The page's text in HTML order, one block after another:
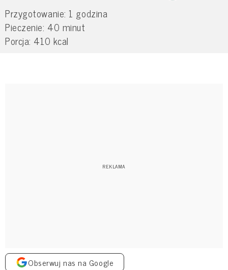
Przygotowanie: 1 godzina
Pieczenie: 40 minut
Porcja: 410 kcal
Obserwuj nas na Google